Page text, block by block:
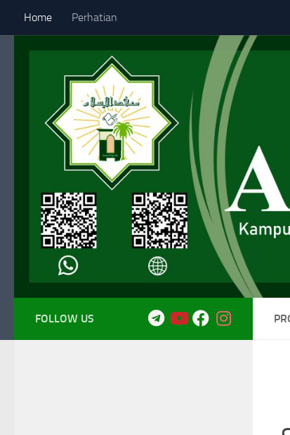
Skip to content
Home Perhatian
FOLLOW US